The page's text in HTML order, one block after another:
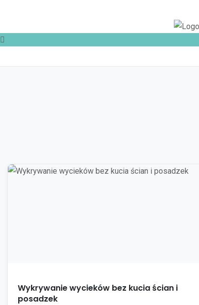
Wykrywanie wycieków bez kucia ścian i
posadzek